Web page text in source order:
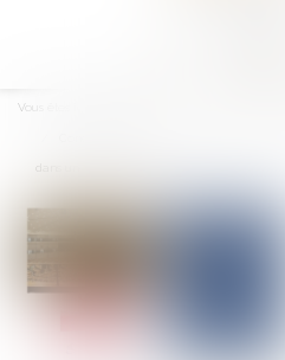
Vous êtes ici :